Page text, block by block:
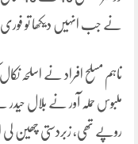
نے جب انہیں دیکھا تو فوری
تاہم مسلح افراد نے اسلحہ
روپے تھی، زبردستی چھین